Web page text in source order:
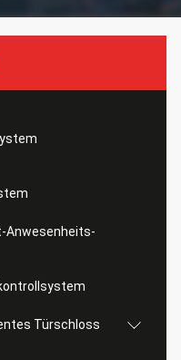
Anwesenheits-
Türschloss